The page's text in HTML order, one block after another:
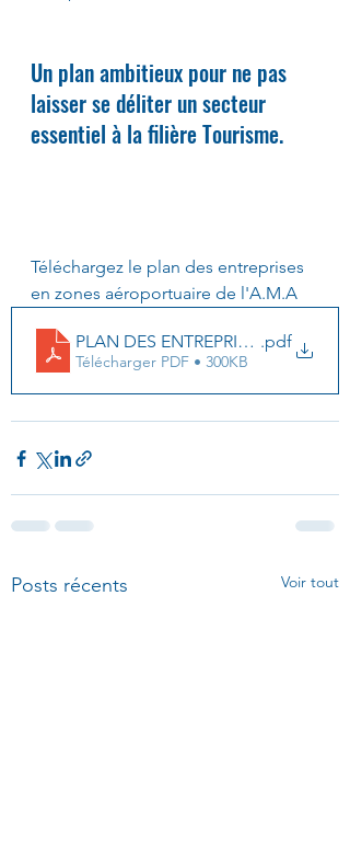
Un plan ambitieux pour ne pas
laisser se déliter un secteur
essentiel à la filière Tourisme.
Téléchargez le plan des entreprises
en zones aéroportuaire de l'A.M.A
PLAN DES ENTREPRISES EN
.pdf
Télécharger PDF • 300KB
Posts récents Voir tout